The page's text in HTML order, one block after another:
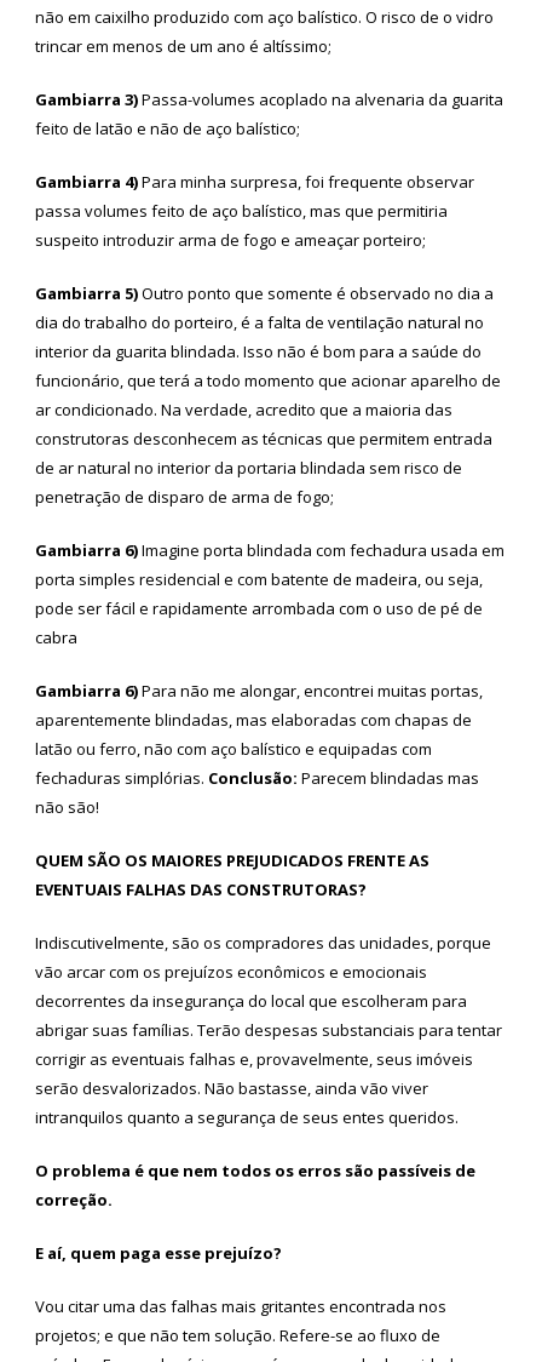
não em caixilho produzido com aço balístico. O risco de o vidro
trincar em menos de um ano é altíssimo;
Gambiarra 3)Passa-volumes acoplado na alvenaria da guarita
feito de latão e não de aço balístico;
Gambiarra 4)Para minha surpresa, foi frequente observar
passa volumes feito de aço balístico, mas que permitiria
suspeito introduzir arma de fogo e ameaçar porteiro;
Gambiarra 5)Outro ponto que somente é observado no dia a
dia do trabalho do porteiro, é a falta de ventilação natural no
interior da guarita blindada. Isso não é bom para a saúde do
funcionário, que terá a todo momento que acionar aparelho de
ar condicionado. Na verdade, acredito que a maioria das
construtoras desconhecem as técnicas que permitem entrada
de ar natural no interior da portaria blindada sem risco de
penetração de disparo de arma de fogo;
Gambiarra 6)Imagine porta blindada com fechadura usada em
porta simples residencial e com batente de madeira, ou seja,
pode ser fácil e rapidamente arrombada com o uso de pé de
cabra
Gambiarra 6)Para não me alongar, encontrei muitas portas,
aparentemente blindadas, mas elaboradas com chapas de
latão ou ferro, não com aço balístico e equipadas com
fechaduras simplórias. Conclusão: Parecem blindadas mas
não são!
QUEM SÃO OS MAIORES PREJUDICADOS FRENTE AS
EVENTUAIS FALHAS DAS CONSTRUTORAS?
Indiscutivelmente, são os compradores das unidades, porque
vão arcar com os prejuízos econômicos e emocionais
decorrentes da insegurança do local que escolheram para
abrigar suas famílias. Terão despesas substanciais para tentar
corrigir as eventuais falhas e, provavelmente, seus imóveis
serão desvalorizados. Não bastasse, ainda vão viver
intranquilos quanto a segurança de seus entes queridos.
O problema é que nem todos os erros são passíveis de
correção.
E aí, quem paga esse prejuízo?
Vou citar uma das falhas mais gritantes encontrada nos
projetos; e que não tem solução. Refere-se ao fluxo de